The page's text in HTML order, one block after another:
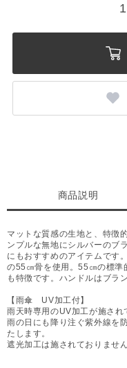
商品説明
マットな質感の生地と、特徴
ンプルな無地にシルバーのブ
にもおすすめのアイテムです
の55㎝骨を使用。55㎝の標準
も特徴です。ハンドルはブラ
【雨傘 UV加工付】
雨天時専用のUV加工が施され
雨の日にも降り注ぐ紫外線を
たします。
遮光加工は施されておりません